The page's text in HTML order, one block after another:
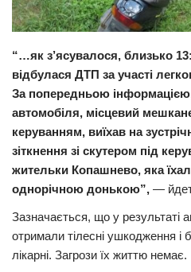
Рецепти
Привітання
Здоров’я
Події
Кримінал
Курйози
Суспільство
Культура
Шоу-біз
“…як з’ясувалося, близько
відбулася ДТП за участі
За попередньою
автомобіля, місцевий
керуванням, виїхав на
зіткнення зі скутером під
жительки Копашнево, яка
однорічною донькою”, —
Зазначається, що у результаті
отримали тілесні ушкодження і
лікарні. Загрози їх життю немає.